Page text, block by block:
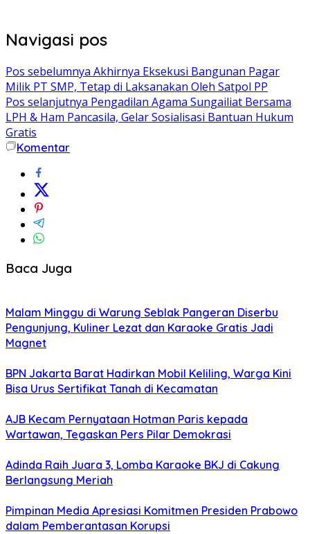
Navigasi pos
Pos sebelumnya Akhirnya Eksekusi Bangunan Pagar
Milik PT SMP, Tetap di Laksanakan Oleh Satpol PP
Pos selanjutnya Pengadilan Agama Sungailiat Bersama
LPH & Ham Pancasila, Gelar Sosialisasi Bantuan Hukum
Gratis
Komentar
Baca Juga
Malam Minggu di Warung Seblak Pangeran Diserbu
Pengunjung, Kuliner Lezat dan Karaoke Gratis Jadi
Magnet
BPN Jakarta Barat Hadirkan Mobil Keliling, Warga Kini
Bisa Urus Sertifikat Tanah di Kecamatan
AJB Kecam Pernyataan Hotman Paris kepada
Wartawan, Tegaskan Pers Pilar Demokrasi
Adinda Raih Juara 3, Lomba Karaoke BKJ di Cakung
Berlangsung Meriah
Pimpinan Media Apresiasi Komitmen Presiden Prabowo
dalam Pemberantasan Korupsi